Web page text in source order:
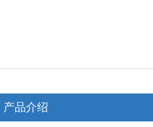
产品介绍